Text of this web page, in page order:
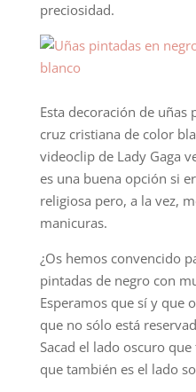
preciosidad.
Esta decoración de uñas
cruz cristiana de color
videoclip de Lady Gaga
es una buena opción si
religiosa pero, a la vez,
manicuras.
¿Os hemos convencido
pintadas de negro con
Esperamos que sí y que
que no sólo está
Sacad el lado oscuro
que también es el lado